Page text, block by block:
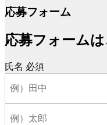
応募フォーム
応募フォーム
氏名 必須